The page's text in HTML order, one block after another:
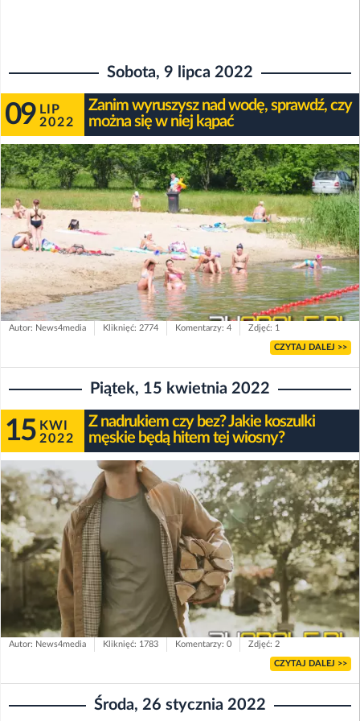
Sobota, 9 lipca 2022
09 LIP
2022
Zanim wyruszysz nad wodę, sprawdź, czy
można się w niej kąpać
Autor: News4media Kliknięć: 2774 Komentarzy: 4 Zdjęć: 1
CZYTAJ DALEJ >>
Piątek, 15 kwietnia 2022
15 KWI
2022
Z nadrukiem czy bez? Jakie koszulki
męskie będą hitem tej wiosny?
Autor: News4media Kliknięć: 1783 Komentarzy: 0 Zdjęć: 2
CZYTAJ DALEJ >>
Środa, 26 stycznia 2022